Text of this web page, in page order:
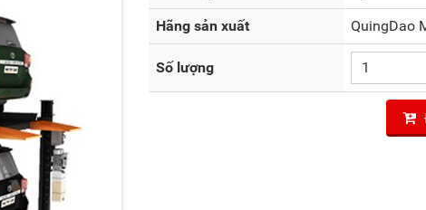
Hãng sản xuất QuingDao
Số lượng